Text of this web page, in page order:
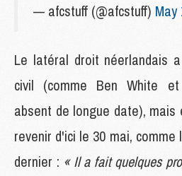
— afcstuff (@afcstuff) May
Le latéral droit néerlandais
civil (comme Ben White
absent de longue date), mais
revenir d'ici le 30 mai,
dernier : « Il a fait quelques